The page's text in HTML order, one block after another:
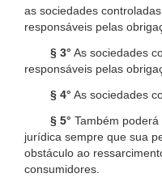
as sociedades
responsáveis pelas
§ 3° As sociedades
responsáveis pelas
§ 4° As sociedades
§ 5° Também
jurídica sempre que sua
obstáculo ao
consumidores.